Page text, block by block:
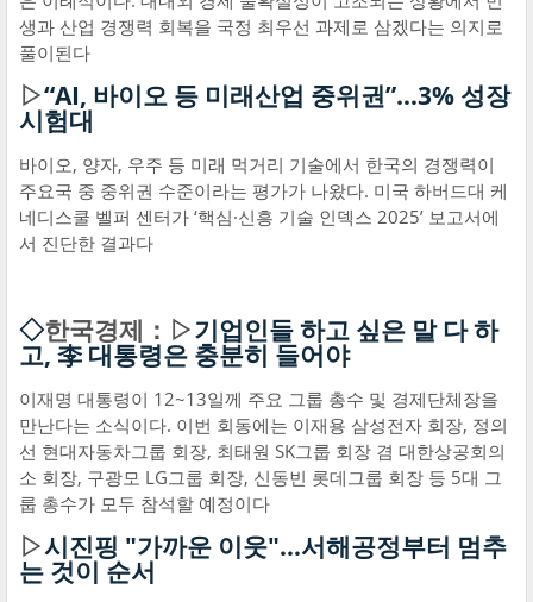
생과 산업 경쟁력 회복을 국정 최우선 과제로 삼겠다는 의지로
풀이된다
▷“AI, 바이오 등 미래산업 중위권”…3% 성장
시험대
바이오, 양자, 우주 등 미래 먹거리 기술에서 한국의 경쟁력이
주요국 중 중위권 수준이라는 평가가 나왔다. 미국 하버드대 케
네디스쿨 벨퍼 센터가 ‘핵심·신흥 기술 인덱스 2025’ 보고서에
서 진단한 결과다
◇한국경제：▷기업인들 하고 싶은 말 다 하
고, 李 대통령은 충분히 들어야
이재명 대통령이 12~13일께 주요 그룹 총수 및 경제단체장을
만난다는 소식이다. 이번 회동에는 이재용 삼성전자 회장, 정의
선 현대자동차그룹 회장, 최태원 SK그룹 회장 겸 대한상공회의
소 회장, 구광모 LG그룹 회장, 신동빈 롯데그룹 회장 등 5대 그
룹 총수가 모두 참석할 예정이다
▷시진핑 "가까운 이웃"…서해공정부터 멈추
는 것이 순서